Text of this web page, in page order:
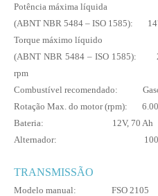
Potência máxima líquida
(ABNT NBR 5484 – ISO 1585):
Torque máximo líquido
(ABNT NBR 5484 – ISO 1585):
rpm
Combustível recomendado:
Rotação Max. do motor (rpm):
Bateria: 12V, 70 Ah
Alternador: 100
TRANSMISSÃO
Modelo manual: FSO 2105